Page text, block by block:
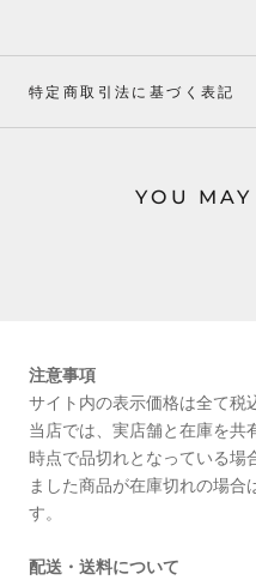
特定商取引法に基づく表記
YOU
注意事項
サイト内の表示価格は全て税
当店では、実店舗と在庫を共
時点で品切れとなっている場
ました商品が在庫切れの場合
す。
配送・送料について